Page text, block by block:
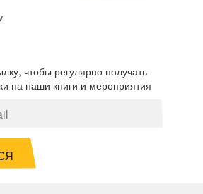
чтобы регулярно получать
на наши книги и мероприятия